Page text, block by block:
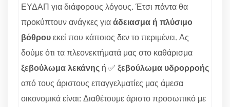
ΕΥΔΑΠ για διάφορους λόγους. Έτσι πάντα θα
προκύπτουν ανάγκες γιαάδειασμα ή πλύσιμο
βόθρουεκεί που κάποιος δεν το περιμένει. Ας
δούμε ότι τα πλεονεκτήματά μας στο καθάρισμα
ξεβούλωμα λεκάνης ή ✅ ξεβούλωμα υδρορροής
από τους άριστους επαγγελματίες μας άμεσα
οικονομικά είναι: Διαθέτουμε άριστο προσωπικό με